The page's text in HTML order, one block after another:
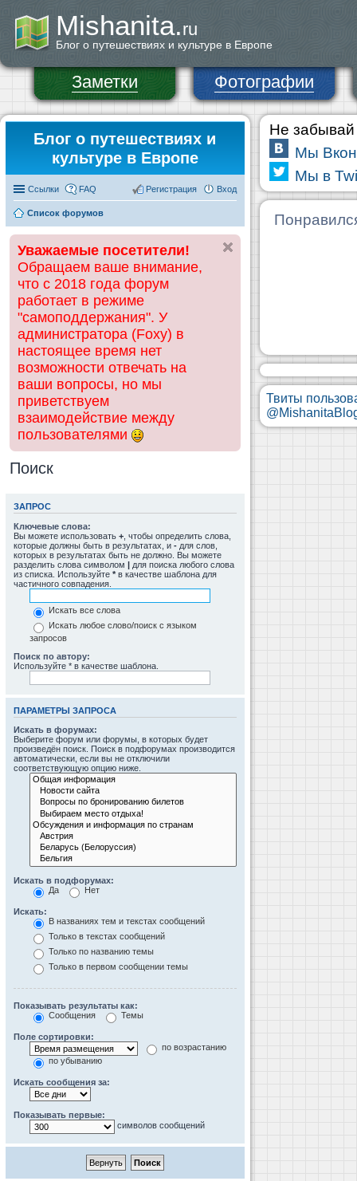
Mishanita.ru
Блог о путешествиях и культуре в Европе
Заметки Фотографии
Блог о путешествиях и
культуре в Европе
Ссылки FAQ Вход
Регистрация
Список форумов
Уважаемые посетители!
Обращаем ваше внимание,
что с 2018 года форум
работает в режиме
"самоподдержания". У
администратора (Foxy) в
настоящее время нет
возможности отвечать на
ваши вопросы, но мы
приветствуем
взаимодействие между
пользователями
Поиск
ЗАПРОС
Ключевые слова:
Вы можете использовать + , чтобы определить слова,
которые должны быть в результатах, и - для слов,
которых в результатах быть не должно. Вы можете
разделить слова символом | для поиска любого слова
из списка. Используйте * в качестве шаблона для
частичного совпадения.
Искать все слова
Искать любое слово/поиск с языком
запросов
Поиск по автору:
Используйте * в качестве шаблона.
ПАРАМЕТРЫ ЗАПРОСА
Искать в форумах:
Выберите форум или форумы, в которых будет
произведён поиск. Поиск в подфорумах производится
автоматически, если вы не отключили
соответствующую опцию ниже.
Искать в подфорумах:
Да
Нет
Искать:
В названиях тем и текстах сообщений
Только в текстах сообщений
Только по названию темы
Только в первом сообщении темы
Показывать результаты как:
Сообщения
Темы
Поле сортировки:
по возрастанию
по убыванию
Искать сообщения за:
Показывать первые:
символов сообщений
Не забывай
Мы
Мы в
Твиты